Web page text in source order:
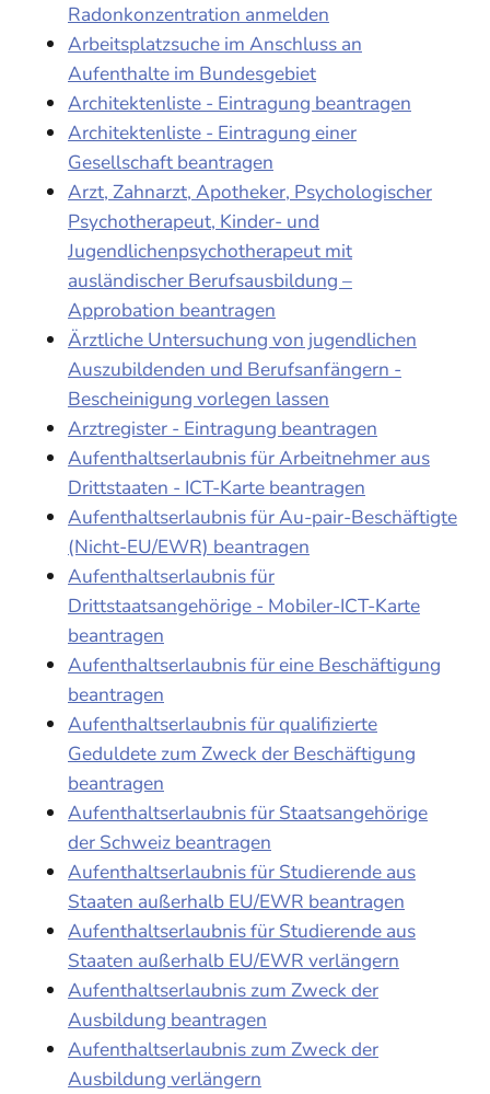
Radonkonzentration anmelden
Arbeitsplatzsuche im Anschluss an
Aufenthalte im Bundesgebiet
Architektenliste - Eintragung beantragen
Architektenliste - Eintragung einer
Gesellschaft beantragen
Arzt, Zahnarzt, Apotheker, Psychologischer
Psychotherapeut, Kinder- und
Jugendlichenpsychotherapeut mit
ausländischer Berufsausbildung –
Approbation beantragen
Ärztliche Untersuchung von jugendlichen
Auszubildenden und Berufsanfängern -
Bescheinigung vorlegen lassen
Arztregister - Eintragung beantragen
Aufenthaltserlaubnis für Arbeitnehmer aus
Drittstaaten - ICT-Karte beantragen
Aufenthaltserlaubnis für Au-pair-Beschäftigte
(Nicht-EU/EWR) beantragen
Aufenthaltserlaubnis für
Drittstaatsangehörige - Mobiler-ICT-Karte
beantragen
Aufenthaltserlaubnis für eine Beschäftigung
beantragen
Aufenthaltserlaubnis für qualifizierte
Geduldete zum Zweck der Beschäftigung
beantragen
Aufenthaltserlaubnis für Staatsangehörige
der Schweiz beantragen
Aufenthaltserlaubnis für Studierende aus
Staaten außerhalb EU/EWR beantragen
Aufenthaltserlaubnis für Studierende aus
Staaten außerhalb EU/EWR verlängern
Aufenthaltserlaubnis zum Zweck der
Ausbildung beantragen
Aufenthaltserlaubnis zum Zweck der
Ausbildung verlängern